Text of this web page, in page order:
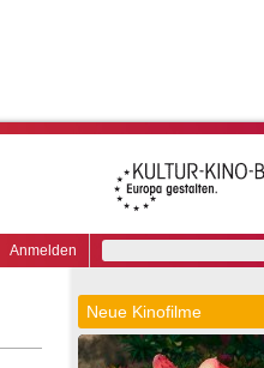
Anmelden
Neue Kinofilme